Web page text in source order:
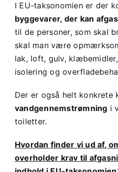
I EU-taksonomien er der
byggevarer, der kan
til de personer, som skal
skal man være
lak, loft, gulv,
isolering og
Der er også helt konkrete
vandgennemstrømning i
toiletter.
Hvordan finder vi ud af,
overholder krav til